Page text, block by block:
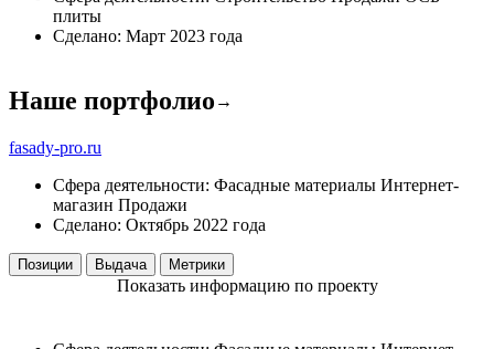
плиты
Сделано: Март 2023 года
Наше портфолио →
fasady-pro.ru
Сфера деятельности: Фасадные материалы Интернет-
магазин Продажи
Сделано: Октябрь 2022 года
Позиции Выдача Метрики
Показать информацию по проекту